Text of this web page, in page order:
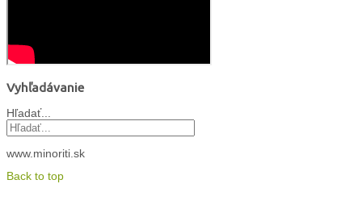
Vyhľadávanie
Hľadať...
www.minoriti.sk
Back to top